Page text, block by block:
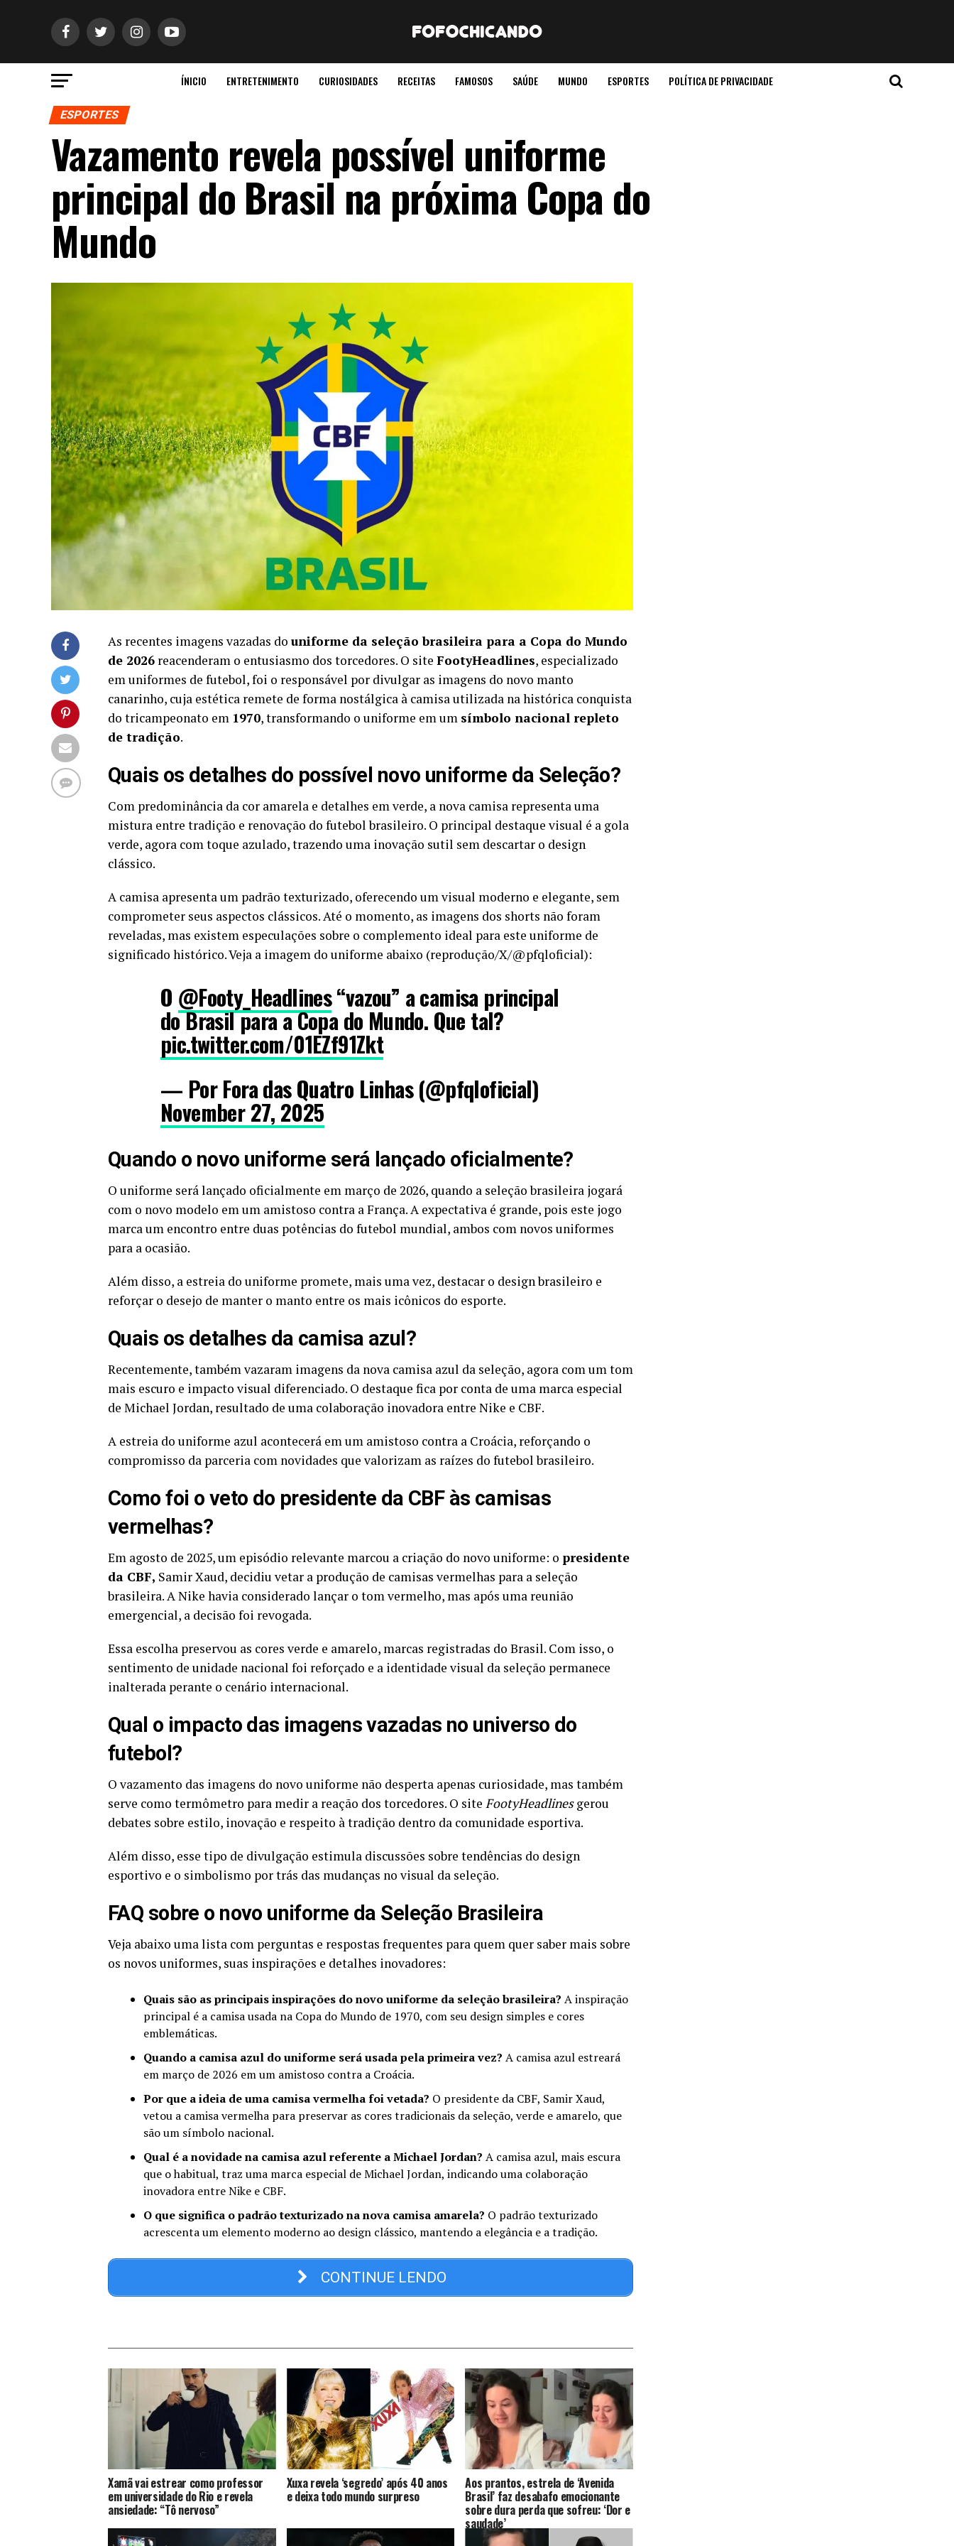
ÍNICIO ENTRETENIMENTO CURIOSIDADES RECEITAS FAMOSOS SAÚDE MUNDO ESPORTES POLÍTICA DE PRIVACIDADE
ESPORTES
Vazamento revela possível uniforme
principal do Brasil na próxima Copa do
Mundo
As recentes imagens vazadas do uniforme da seleção brasileira para a Copa do Mundo
de 2026 reacenderam o entusiasmo dos torcedores. O site FootyHeadlines, especializado
em uniformes de futebol, foi o responsável por divulgar as imagens do novo manto
canarinho, cuja estética remete de forma nostálgica à camisa utilizada na histórica conquista
do tricampeonato em 1970, transformando o uniforme em um símbolo nacional repleto
de tradição.
Quais os detalhes do possível novo uniforme da Seleção?
Com predominância da cor amarela e detalhes em verde, a nova camisa representa uma
mistura entre tradição e renovação do futebol brasileiro. O principal destaque visual é a gola
verde, agora com toque azulado, trazendo uma inovação sutil sem descartar o design
clássico.
A camisa apresenta um padrão texturizado, oferecendo um visual moderno e elegante, sem
comprometer seus aspectos clássicos. Até o momento, as imagens dos shorts não foram
reveladas, mas existem especulações sobre o complemento ideal para este uniforme de
significado histórico. Veja a imagem do uniforme abaixo (reprodução/X/@pfqloficial):
O @Footy_Headlines“vazou” a camisa principal
do Brasil para a Copa do Mundo. Que tal?
pic.twitter.com/01EZf91Zkt
— Por Fora das Quatro Linhas (@pfqloficial)
November 27, 2025
Quando o novo uniforme será lançado oficialmente?
O uniforme será lançado oficialmente em março de 2026, quando a seleção brasileira jogará
com o novo modelo em um amistoso contra a França. A expectativa é grande, pois este jogo
marca um encontro entre duas potências do futebol mundial, ambos com novos uniformes
para a ocasião.
Além disso, a estreia do uniforme promete, mais uma vez, destacar o design brasileiro e
reforçar o desejo de manter o manto entre os mais icônicos do esporte.
Quais os detalhes da camisa azul?
Recentemente, também vazaram imagens da nova camisa azul da seleção, agora com um tom
mais escuro e impacto visual diferenciado. O destaque fica por conta de uma marca especial
de Michael Jordan, resultado de uma colaboração inovadora entre Nike e CBF.
A estreia do uniforme azul acontecerá em um amistoso contra a Croácia, reforçando o
compromisso da parceria com novidades que valorizam as raízes do futebol brasileiro.
Como foi o veto do presidente da CBF às camisas
vermelhas?
Em agosto de 2025, um episódio relevante marcou a criação do novo uniforme: o presidente
da CBF, Samir Xaud, decidiu vetar a produção de camisas vermelhas para a seleção
brasileira. A Nike havia considerado lançar o tom vermelho, mas após uma reunião
emergencial, a decisão foi revogada.
Essa escolha preservou as cores verde e amarelo, marcas registradas do Brasil. Com isso, o
sentimento de unidade nacional foi reforçado e a identidade visual da seleção permanece
inalterada perante o cenário internacional.
Qual o impacto das imagens vazadas no universo do
futebol?
O vazamento das imagens do novo uniforme não desperta apenas curiosidade, mas também
serve como termômetro para medir a reação dos torcedores. O site FootyHeadlinesgerou
debates sobre estilo, inovação e respeito à tradição dentro da comunidade esportiva.
Além disso, esse tipo de divulgação estimula discussões sobre tendências do design
esportivo e o simbolismo por trás das mudanças no visual da seleção.
FAQ sobre o novo uniforme da Seleção Brasileira
Veja abaixo uma lista com perguntas e respostas frequentes para quem quer saber mais sobre
os novos uniformes, suas inspirações e detalhes inovadores:
Quais são as principais inspirações do novo uniforme da seleção brasileira? A inspiração
principal é a camisa usada na Copa do Mundo de 1970, com seu design simples e cores
emblemáticas.
Quando a camisa azul do uniforme será usada pela primeira vez? A camisa azul estreará
em março de 2026 em um amistoso contra a Croácia.
Por que a ideia de uma camisa vermelha foi vetada? O presidente da CBF, Samir Xaud,
vetou a camisa vermelha para preservar as cores tradicionais da seleção, verde e amarelo, que
são um símbolo nacional.
Qual é a novidade na camisa azul referente a Michael Jordan? A camisa azul, mais escura
que o habitual, traz uma marca especial de Michael Jordan, indicando uma colaboração
inovadora entre Nike e CBF.
O que significa o padrão texturizado na nova camisa amarela? O padrão texturizado
acrescenta um elemento moderno ao design clássico, mantendo a elegância e a tradição.
CONTINUE LENDO
Xamã vai estrear como professor
em universidade do Rio e revela
ansiedade: “Tô nervoso”
Xuxa revela ‘segredo’ após 40 anos
e deixa todo mundo surpreso
Aos prantos, estrela de ‘Avenida
Brasil’ faz desabafo emocionante
sobre dura perda que sofreu: ‘Dor e
saudade’